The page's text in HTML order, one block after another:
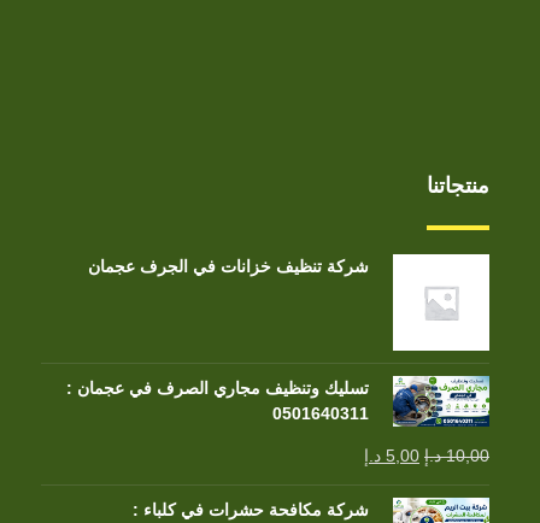
منتجاتنا
شركة تنظيف خزانات في الجرف عجمان
تسليك وتنظيف مجاري الصرف في عجمان :
0501640311
10,00 د.إ 5,00 د.إ
شركة مكافحة حشرات في كلباء :